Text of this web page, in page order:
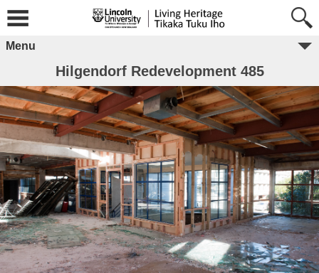
Menu
Hilgendorf Redevelopment 485